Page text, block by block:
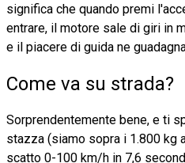
significa che quando premi
entrare, il motore sale di giri in
e il piacere di guida ne
Come va su strada?
Sorprendentemente bene, e ti
stazza (siamo sopra i 1.800 kg
scatto 0-100 km/h in 7,6